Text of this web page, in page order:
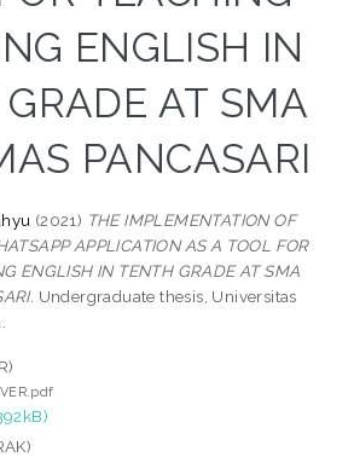
ENGLISH IN
AT SMA
PANCASARI
(2021) THE IMPLEMENTATION OF
APPLICATION AS A TOOL FOR
ENGLISH IN TENTH GRADE AT SMA
Undergraduate thesis, Universitas